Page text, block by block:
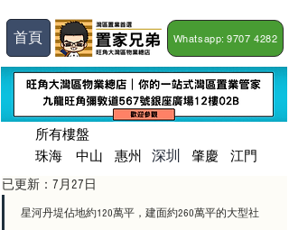
首頁 Whatsapp: 9707 4282
所有樓盤
珠海
​中山 惠州 深圳 肇慶 江門
已更新： 7月27日
星河丹堤佔地約120萬平，建面約260萬平的大型社